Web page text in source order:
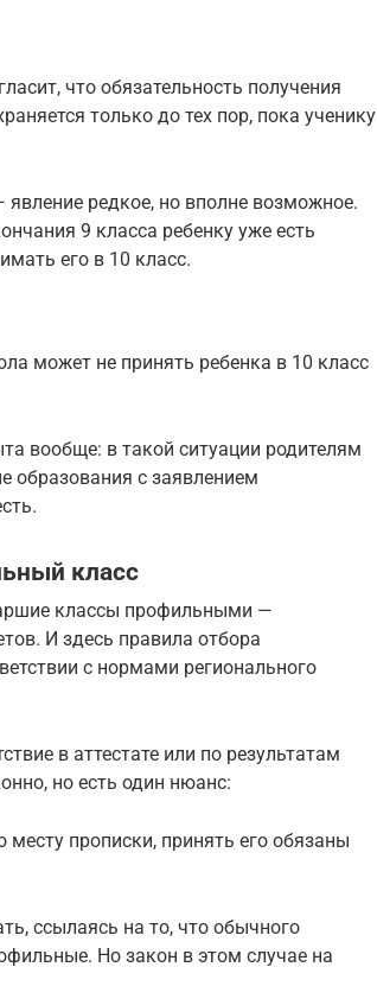
что обязательность получения
только до тех пор, пока ученику
редкое, но вполне возможное.
9 класса ребенку уже есть
его в 10 класс.
может не принять ребенка в 10 класс
вообще: в такой ситуации родителям
образования с заявлением
класс
классы профильными —
И здесь правила отбора
с нормами регионального
в аттестате или по результатам
но есть один нюанс:
месту прописки, принять его обязаны
ссылаясь на то, что обычного
Но закон в этом случае на